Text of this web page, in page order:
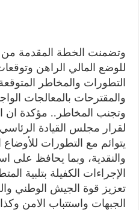
وتضمنت الخطة المقدمة من
للوضع المالي الراهن
التطورات والمخاطر
والمقترحات بالمعالجات
وتجنب المخاطر.. مؤكدة ان
لقرار مجلس القيادة
يتوائم مع التطورات للأوضاع
والنقدية، وبما يحافظ على
الإجراءات الكفيلة بتلبية
تعزيز قوة الجيش الوطني
الجبهات واستتباب الامن